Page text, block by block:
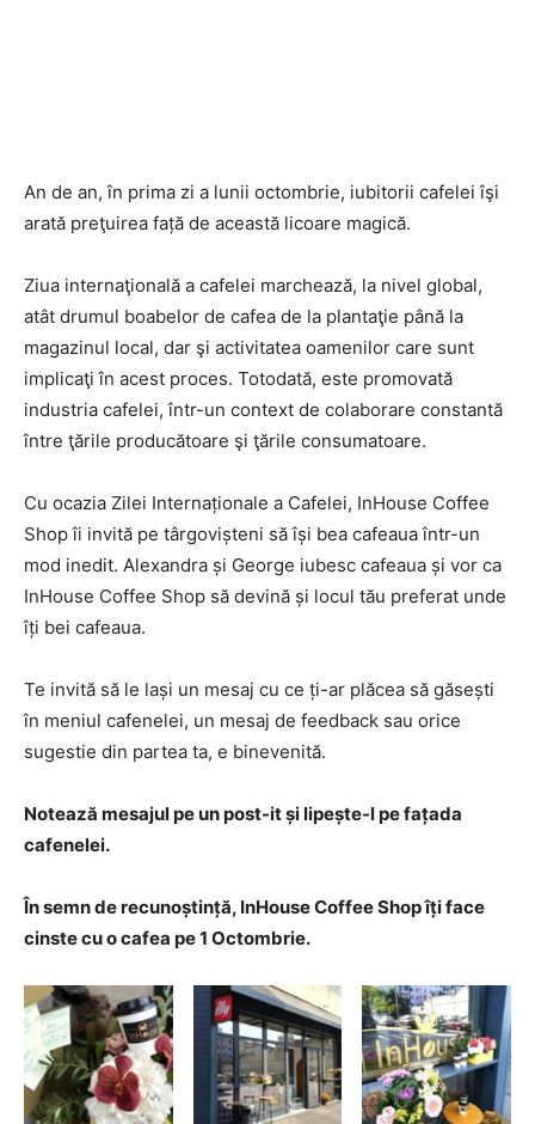
An de an, în prima zi a lunii octombrie, iubitorii cafelei îşi
arată preţuirea față de această licoare magică.
Ziua internaţională a cafelei marchează, la nivel global,
atât drumul boabelor de cafea de la plantaţie până la
magazinul local, dar şi activitatea oamenilor care sunt
implicaţi în acest proces. Totodată, este promovată
industria cafelei, într-un context de colaborare constantă
între ţările producătoare şi ţările consumatoare.
Cu ocazia Zilei Internaționale a Cafelei, InHouse Coffee
Shop îi invită pe târgovișteni să își bea cafeaua într-un
mod inedit. Alexandra și George iubesc cafeaua și vor ca
InHouse Coffee Shop să devină și locul tău preferat unde
îți bei cafeaua.
Te invită să le lași un mesaj cu ce ți-ar plăcea să găsești
în meniul cafenelei, un mesaj de feedback sau orice
sugestie din partea ta, e binevenită.
Notează mesajul pe un post-it și lipește-l pe fațada
cafenelei.
În semn de recunoștință, InHouse Coffee Shop îți face
cinste cu o cafea pe 1 Octombrie.